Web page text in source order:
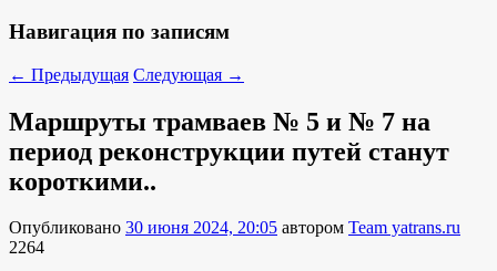
Навигация по записям
← Предыдущая Следующая →
Маршруты трамваев № 5 и № 7 на
период реконструкции путей станут
короткими..
Опубликовано 30 июня 2024, 20:05 автором Team yatrans.ru
2264